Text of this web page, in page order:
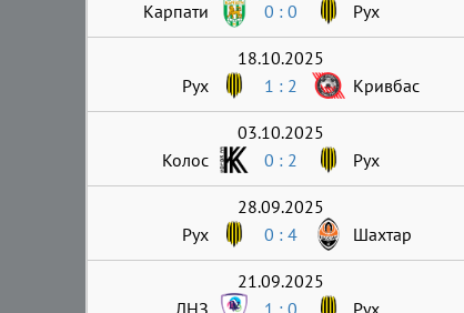
Карпати
0 : 0 Рух
18.10.2025
Рух
1 : 2 Кривбас
03.10.2025
Колос
0 : 2 Рух
28.09.2025
Рух
0 : 4 Шахтар
21.09.2025
ЛНЗ
1 : 0 Рух